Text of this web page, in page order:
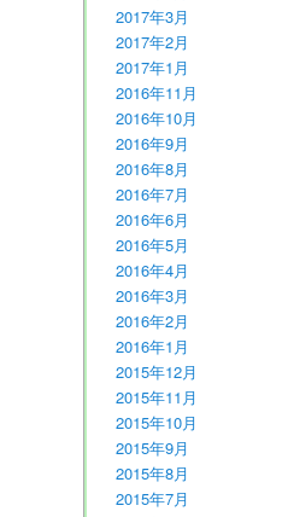
2017年3月
2017年2月
2017年1月
2016年11月
2016年10月
2016年9月
2016年8月
2016年7月
2016年6月
2016年5月
2016年4月
2016年3月
2016年2月
2016年1月
2015年12月
2015年11月
2015年10月
2015年9月
2015年8月
2015年7月